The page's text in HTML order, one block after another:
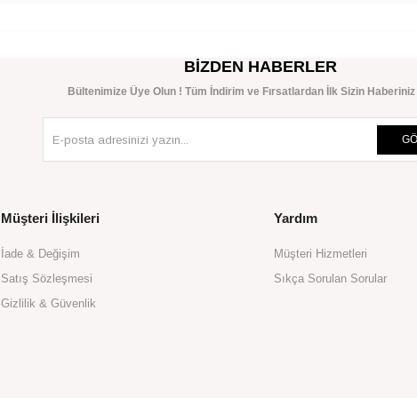
BIZDEN HABERLER
Bültenimize Üye Olun ! Tüm İndirim ve Fırsatlardan İlk Sizin Haberiniz
Müşteri İlişkileri
İade & Değişim
Satış Sözleşmesi
Gizlilik & Güvenlik
Yardım
Müşteri Hizmetleri
Sıkça Sorulan Sorular